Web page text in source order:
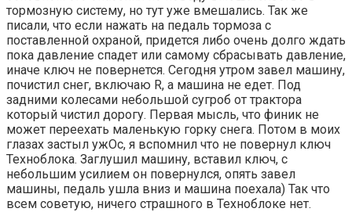
тормозную систему, но тут уже вмешались. Так же
писали, что если нажать на педаль тормоза с
поставленной охраной, придется либо очень долго ждать
пока давление спадет или самому сбрасывать давление,
иначе ключ не повернется. Сегодня утром завел машину,
почистил снег, включаю R, а машина не едет. Под
задними колесами небольшой сугроб от трактора
который чистил дорогу. Первая мысль, что финик не
может переехать маленькую горку снега. Потом в моих
глазах застыл ужОс, я вспомнил что не повернул ключ
Техноблока. Заглушил машину, вставил ключ, с
небольшим усилием он повернулся, опять завел
машины, педаль ушла вниз и машина поехала) Так что
всем советую, ничего страшного в Техноблоке нет.